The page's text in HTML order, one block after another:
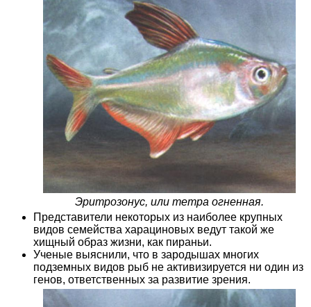
Эритрозонус, или тетра огненная.
Представители некоторых из наиболее крупных
видов семейства харациновых ведут такой же
хищный образ жизни, как пираньи.
Ученые выяснили, что в зародышах многих
подземных видов рыб не активизируется ни один из
генов, ответственных за развитие зрения.